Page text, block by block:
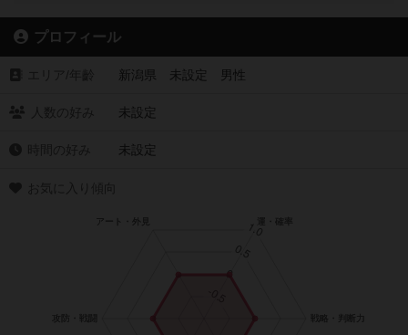
プロフィール
新潟県 未設定 男性
未設定
未設定